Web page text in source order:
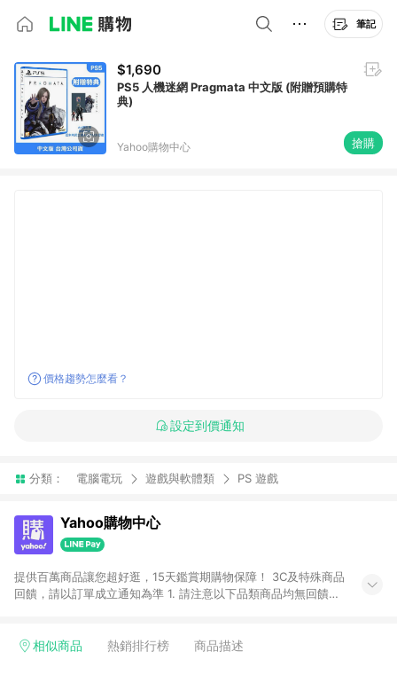
筆記
$1,690
PS5 人機迷網 Pragmata 中文版 (附贈預購特
典)
Yahoo購物中心 搶購
價格趨勢怎麼看？
設定到價通知
分類： 電腦電玩 遊戲與軟體類 PS 遊戲
Yahoo購物中心
提供百萬商品讓您超好逛，15天鑑賞期購物保障！ 3C及特殊商品
回饋，請以訂單成立通知為準 1. 請注意以下品類商品均無回饋：
電玩/遊戲/相機/單眼/鏡頭/拍立得 [2024/6/1起適用] -內接硬
相似商品 熱銷排行榜 商品描述